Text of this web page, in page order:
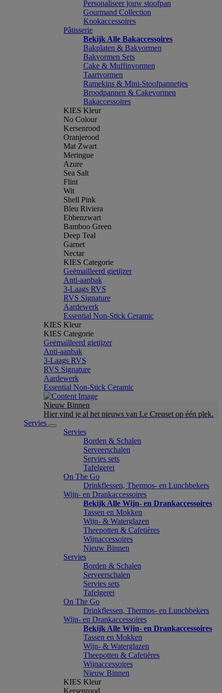
Personaliseer jouw stoofpan
Gourmand Collection
Kookaccessoires
Pâtisserie
Bekijk Alle Bakaccessoires
Bakplaten & Bakvormen
Bakvormen Sets
Cake & Muffinvormen
Taartvormen
Ramekins & Mini-Stoofpannetjes
Broodpannen & Cakevormen
Bakaccessoires
KIES Kleur
No Colour
Kersenrood
Oranjerood
Mat Zwart
Meringue
Azure
Sea Salt
Flint
Wit
Shell Pink
Bleu Riviera
Ebbenzwart
Bamboo Green
Deep Teal
Garnet
Nectar
KIES Categorie
Geëmailleerd gietijzer
Anti-aanbak
3-Laags RVS
RVS Signature
Aardewerk
Essential Non-Stick Ceramic
KIES Kleur
KIES Categorie
Geëmailleerd gietijzer
Anti-aanbak
3-Laags RVS
RVS Signature
Aardewerk
Essential Non-Stick Ceramic
Nieuw Binnen
Hier vind je al het nieuws van Le Creuset op één plek.
Servies
Servies
Borden & Schalen
Serveerschalen
Servies sets
Tafelgerei
On The Go
Drinkflessen, Thermos- en Lunchbekers
Wijn- en Drankaccessoires
Bekijk Alle Wijn- en Drankaccessoires
Tassen en Mokken
Wijn- & Waterglazen
Theepotten & Cafetières
Wijnaccessoires
Nieuw Binnen
Servies
Borden & Schalen
Serveerschalen
Servies sets
Tafelgerei
On The Go
Drinkflessen, Thermos- en Lunchbekers
Wijn- en Drankaccessoires
Bekijk Alle Wijn- en Drankaccessoires
Tassen en Mokken
Wijn- & Waterglazen
Theepotten & Cafetières
Wijnaccessoires
Nieuw Binnen
KIES Kleur
Kersenrood